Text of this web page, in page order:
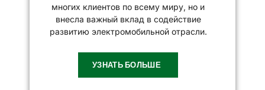
многих клиентов по всему миру, но и
внесла важный вклад в содействие
развитию электромобильной отрасли.
УЗНАТЬ БОЛЬШЕ